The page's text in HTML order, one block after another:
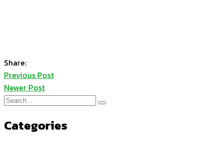
Share:
Previous Post
Newer Post
Categories